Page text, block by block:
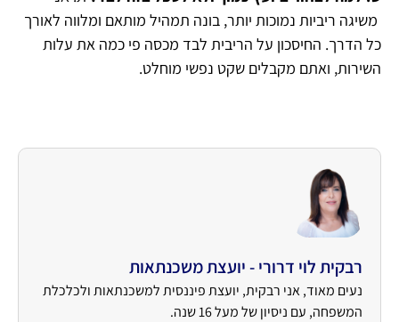
משיגה ריביות נמוכות יותר, בונה תמהיל מותאם ומלווה לאורך
כל הדרך. החיסכון על הריבית לבד מכסה פי כמה את עלות
השירות, ואתם מקבלים שקט נפשי מוחלט.
רבקית לוי דרורי - יועצת משכנתאות
נעים מאוד, אני רבקית, יועצת פיננסית למשכנתאות ולכלכלת
המשפחה, עם ניסיון של מעל 16 שנה.